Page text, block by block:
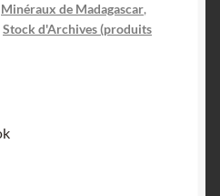
Minéraux de Madagascar,
Stock d'Archives (produits